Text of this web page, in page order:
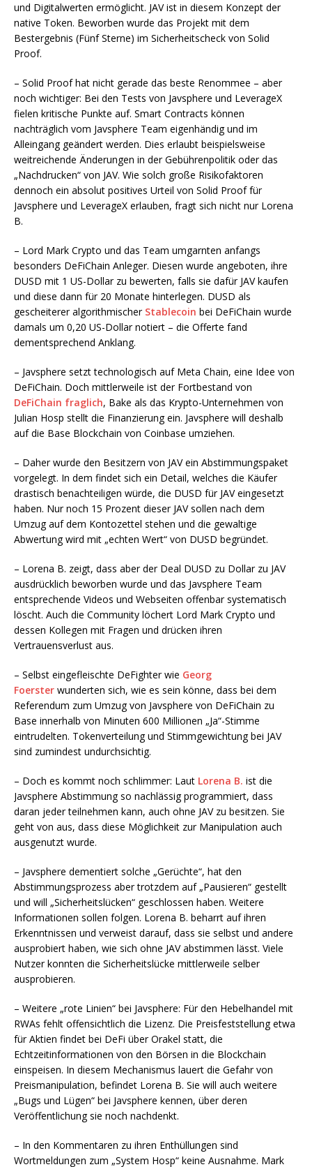
und Digitalwerten ermöglicht. JAV ist in diesem Konzept der
native Token. Beworben wurde das Projekt mit dem
Bestergebnis (Fünf Sterne) im Sicherheitscheck von Solid
Proof.
– Solid Proof hat nicht gerade das beste Renommee – aber
noch wichtiger: Bei den Tests von Javsphere und LeverageX
fielen kritische Punkte auf. Smart Contracts können
nachträglich vom Javsphere Team eigenhändig und im
Alleingang geändert werden. Dies erlaubt beispielsweise
weitreichende Änderungen in der Gebührenpolitik oder das
„Nachdrucken“ von JAV. Wie solch große Risikofaktoren
dennoch ein absolut positives Urteil von Solid Proof für
Javsphere und LeverageX erlauben, fragt sich nicht nur Lorena
B.
– Lord Mark Crypto und das Team umgarnten anfangs
besonders DeFiChain Anleger. Diesen wurde angeboten, ihre
DUSD mit 1 US-Dollar zu bewerten, falls sie dafür JAV kaufen
und diese dann für 20 Monate hinterlegen. DUSD als
gescheiterer algorithmischer Stablecoin bei DeFiChain wurde
damals um 0,20 US-Dollar notiert – die Offerte fand
dementsprechend Anklang.
– Javsphere setzt technologisch auf Meta Chain, eine Idee von
DeFiChain. Doch mittlerweile ist der Fortbestand von
DeFiChain fraglich, Bake als das Krypto-Unternehmen von
Julian Hosp stellt die Finanzierung ein. Javsphere will deshalb
auf die Base Blockchain von Coinbase umziehen.
– Daher wurde den Besitzern von JAV ein Abstimmungspaket
vorgelegt. In dem findet sich ein Detail, welches die Käufer
drastisch benachteiligen würde, die DUSD für JAV eingesetzt
haben. Nur noch 15 Prozent dieser JAV sollen nach dem
Umzug auf dem Kontozettel stehen und die gewaltige
Abwertung wird mit „echten Wert“ von DUSD begründet.
– Lorena B. zeigt, dass aber der Deal DUSD zu Dollar zu JAV
ausdrücklich beworben wurde und das Javsphere Team
entsprechende Videos und Webseiten offenbar systematisch
löscht. Auch die Community löchert Lord Mark Crypto und
dessen Kollegen mit Fragen und drücken ihren
Vertrauensverlust aus.
– Selbst eingefleischte DeFighter wie Georg
Foerster wunderten sich, wie es sein könne, dass bei dem
Referendum zum Umzug von Javsphere von DeFiChain zu
Base innerhalb von Minuten 600 Millionen „Ja“-Stimme
eintrudelten. Tokenverteilung und Stimmgewichtung bei JAV
sind zumindest undurchsichtig.
– Doch es kommt noch schlimmer: Laut Lorena B. ist die
Javsphere Abstimmung so nachlässig programmiert, dass
daran jeder teilnehmen kann, auch ohne JAV zu besitzen. Sie
geht von aus, dass diese Möglichkeit zur Manipulation auch
ausgenutzt wurde.
– Javsphere dementiert solche „Gerüchte“, hat den
Abstimmungsprozess aber trotzdem auf „Pausieren“ gestellt
und will „Sicherheitslücken“ geschlossen haben. Weitere
Informationen sollen folgen. Lorena B. beharrt auf ihren
Erkenntnissen und verweist darauf, dass sie selbst und andere
ausprobiert haben, wie sich ohne JAV abstimmen lässt. Viele
Nutzer konnten die Sicherheitslücke mittlerweile selber
ausprobieren.
– Weitere „rote Linien“ bei Javsphere: Für den Hebelhandel mit
RWAs fehlt offensichtlich die Lizenz. Die Preisfeststellung etwa
für Aktien findet bei DeFi über Orakel statt, die
Echtzeitinformationen von den Börsen in die Blockchain
einspeisen. In diesem Mechanismus lauert die Gefahr von
Preismanipulation, befindet Lorena B. Sie will auch weitere
„Bugs und Lügen“ bei Javsphere kennen, über deren
Veröffentlichung sie noch nachdenkt.
– In den Kommentaren zu ihren Enthüllungen sind
Wortmeldungen zum „System Hosp“ keine Ausnahme. Mark